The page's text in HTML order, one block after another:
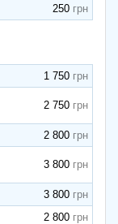
250
1 750
2 750
2 800
3 800
3 800
2 800